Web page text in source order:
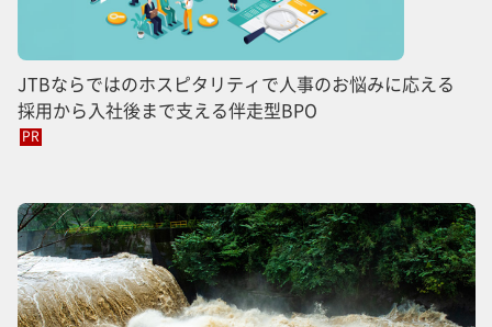
JTBならではのホスピタリティで人事のお悩みに応える
採用から入社後まで支える伴走型BPO
PR